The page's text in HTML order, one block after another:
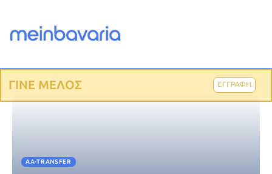
ΓΙΝΕ ΜΕΛΟΣ ΕΓΓΡΑΦΗ
AA-TRANSFER